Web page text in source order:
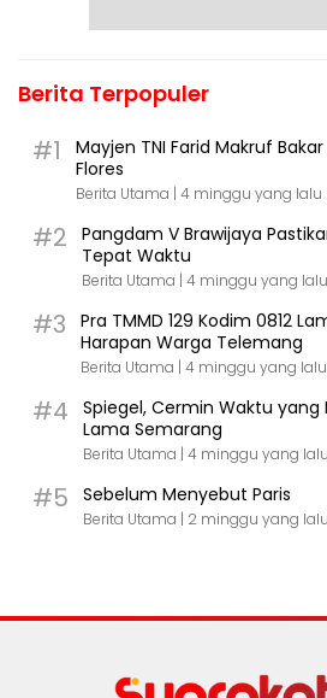
Berita Terpopuler
#1
Mayjen TNI Farid Makruf
Flores
Berita Utama | 4 minggu yang lalu
#2
Pangdam V Brawijaya
Tepat Waktu
Berita Utama | 4 minggu yang lalu
#3
Pra TMMD 129 Kodim 0812
Harapan Warga Telemang
Berita Utama | 4 minggu yang lalu
#4
Spiegel, Cermin Waktu
Lama Semarang
Berita Utama | 4 minggu yang lalu
#5 Sebelum Menyebut Paris
Berita Utama | 2 minggu yang lalu